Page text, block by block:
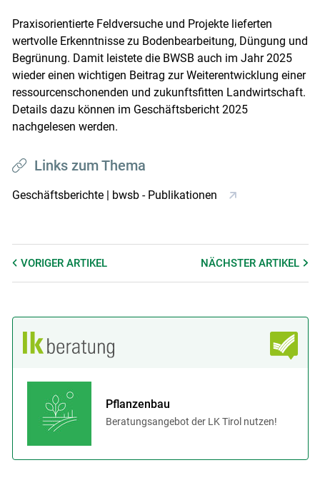
Praxisorientierte Feldversuche und Projekte lieferten
wertvolle Erkenntnisse zu Bodenbearbeitung, Düngung und
Begrünung. Damit leistete die BWSB auch im Jahr 2025
wieder einen wichtigen Beitrag zur Weiterentwicklung einer
ressourcenschonenden und zukunftsfitten Landwirtschaft.
Details dazu können im Geschäftsbericht 2025
nachgelesen werden.
Links zum Thema
Geschäftsberichte | bwsb - Publikationen
VORIGER ARTIKEL NÄCHSTERARTIKEL
Pflanzenbau
Beratungsangebot der LK Tirol nutzen!